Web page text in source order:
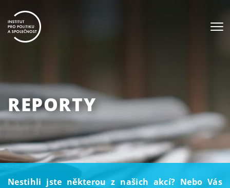
REPORTY
Nestihli jste některou z našich akcí? Nebo Vás